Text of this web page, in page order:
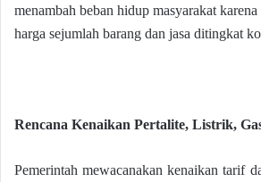
menambah beban hidup masyarakat
harga sejumlah barang dan jasa ditingkat
Rencana Kenaikan Pertalite, Listrik,
Pemerintah mewacanakan kenaikan tarif